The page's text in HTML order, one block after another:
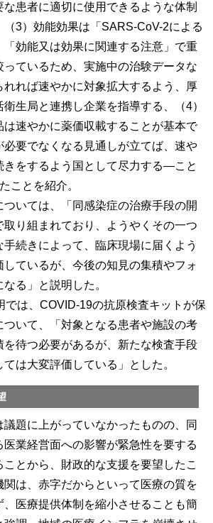
患者に適切に使用できるような体制
（3）効能効果は「SARS-CoV-2による
「効能又は効果に関連する注意」で重
ているため、実施中の治験データな
れれば速やかに対象拡大するよう、厚
生局と連携し企業を指導する、（4）
は速やかに薬価収載することが基本で
必要でなくなる見通しが立てば、速や
きをするよう国として尽力する―こと
ことを紹介。
いては、「同感染症の治療手段の開
り組まれており、ようやくその一つ
続きによって、臨床現場に届くよう
ているが、今後の知見の集積やフォ
る」と説明した。
は、COVID-19の抗原検査キットが保
ついて、「対象となる患者や施設の考
を待つ必要があるが、新たな検査手段
は大変評価している」とした。
題に上がっていなかったものの、同
業経営面への影響が緊急性を要する
とから、財政的な支援を要望したこ
関は、赤字だからといって医療の質を
医療提供体制を縮小させることも簡